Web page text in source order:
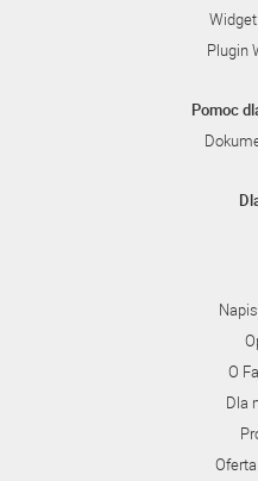
Plugin
Pomoc
O
Dla